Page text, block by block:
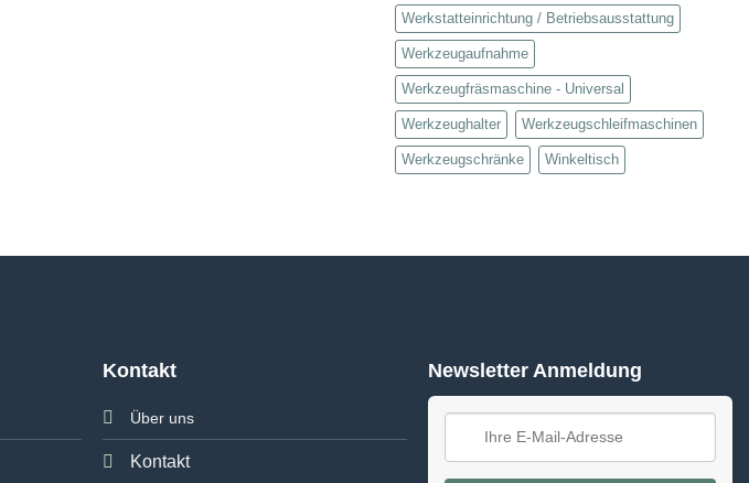
Werkstatteinrichtung / Betriebsausstattung
Werkzeugaufnahme
Werkzeugfräsmaschine - Universal
Werkzeughalter Werkzeugschleifmaschinen
Werkzeugschränke Winkeltisch
Kontakt
Über uns
Kontakt
Newsletter Anmeldung